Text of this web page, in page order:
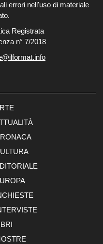
errori nell'uso di materiale
Registrata
n° 7/2018